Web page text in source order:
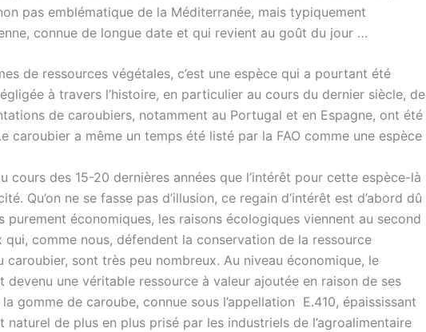
pas emblématique de la Méditerranée, mais typiquement
connue de longue date et qui revient au goût du jour …
de ressources végétales, c’est une espèce qui a pourtant été
à travers l’histoire, en particulier au cours du dernier siècle, de
de caroubiers, notamment au Portugal et en Espagne, ont été
caroubier a même un temps été listé par la FAO comme une espèce
cours des 15-20 dernières années que l’intérêt pour cette espèce-là
Qu’on ne se fasse pas d’illusion, ce regain d’intérêt est d’abord dû
purement économiques, les raisons écologiques viennent au second
qui, comme nous, défendent la conservation de la ressource
caroubier, sont très peu nombreux. Au niveau économique, le
devenu une véritable ressource à valeur ajoutée en raison de ses
gomme de caroube, connue sous l’appellation E.410, épaississant
naturel de plus en plus prisé par les industriels de l’agroalimentaire